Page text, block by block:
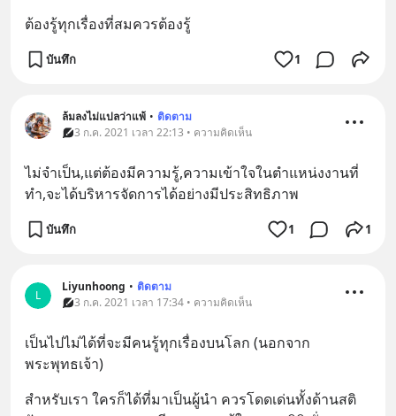
ต้องรู้ทุกเรื่องที่สมควรต้องรู้
บันทึก 1
ล้มลงไม่แปลว่าแพ้ • ติดตาม
3 ก.ค. 2021 เวลา 22:13 • ความคิดเห็น
ไม่จำเป็น,แต่ต้องมีความรู้,ความเข้าใจในตำแหน่งงานที่
ทำ,จะได้บริหารจัดการได้อย่างมีประสิทธิภาพ
บันทึก 1 1
L
Liyunhoong • ติดตาม
3 ก.ค. 2021 เวลา 17:34 • ความคิดเห็น
เป็นไปไม่ได้ที่จะมีคนรู้ทุกเรื่องบนโลก (นอกจาก
พระพุทธเจ้า)
สำหรับเรา ใครก็ได้ที่มาเป็นผู้นำ ควรโดดเด่นทั้งด้านสติ